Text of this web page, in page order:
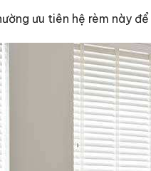
ưu tiên hệ rèm này